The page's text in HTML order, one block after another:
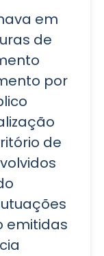
em
de
por
de
emitidas